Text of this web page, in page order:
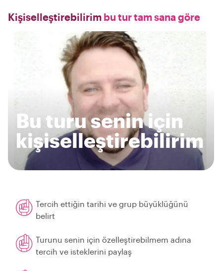
Kişiselleştirebilirim bu tur tam sana göre
Bu turu senin için
kişiselleştirebilirim
Tercih ettiğin tarihi ve grup büyüklüğünü
belirt
Turunu senin için özelleştirebilmem adına
tercih ve isteklerini paylaş